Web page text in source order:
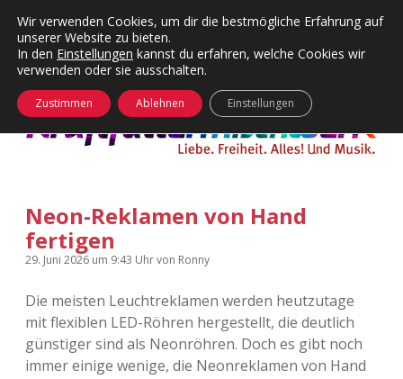
Kategorien
Menü
24 Hours Chilling
Die Wende
KFMW-Disco
kfmw.stuff
Kopfkinomusik
Nur mal so
KFMW-Disco
Dates
Contact
Adventskalender
Adventskalender 2010
Adventskalender 2011
facebook
instagram
rss soundcloud
vimeoBluesky
öffnen
Neon-Reklamen von Hand
fertigen
29. Juni 2026 um 9:43 Uhrvon Ronny
Die meisten Leuchtreklamen werden heutzutage
mit flexiblen LED-Röhren hergestellt, die deutlich
günstiger sind als Neonröhren. Doch es gibt noch
immer einige wenige, die Neonreklamen von Hand
Wir verwenden Cookies, um dir die bestmögliche Erfahrung auf
unserer Website zu bieten.
In den Einstellungen kannst du erfahren, welche Cookies wir
verwenden oder sie ausschalten.
Zustimmen Ablehnen Einstellungen